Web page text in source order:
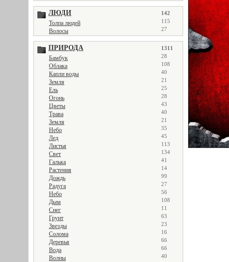
ЛЮДИ 142
Толпа людей 115
Волосы 27
ПРИРОДА 1311
Бамбук 28
Облака 108
Капли воды 40
Земля 21
Ель 25
Огонь 28
Цветы 43
Трава 40
Земля 21
Небо 35
Лед 45
Листья 113
Свет 134
Галька 41
Растения 14
Дождь 99
Радуга 27
Небо 56
Дым 108
Снег 11
Грунт 63
Звезды 23
Солома 16
Деревья 66
Вода 66
Волны 40